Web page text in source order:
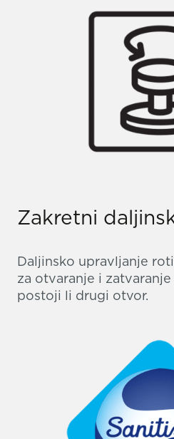
Zakretni
Daljinsko upravljanje
za otvaranje i
postoji li drugi otvor.